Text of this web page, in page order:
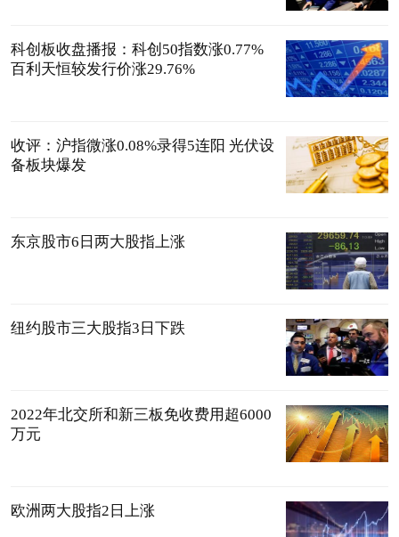
科创板收盘播报：科创50指数涨0.77%
百利天恒较发行价涨29.76%
收评：沪指微涨0.08%录得5连阳 光伏设
备板块爆发
东京股市6日两大股指上涨
纽约股市三大股指3日下跌
2022年北交所和新三板免收费用超6000
万元
欧洲两大股指2日上涨